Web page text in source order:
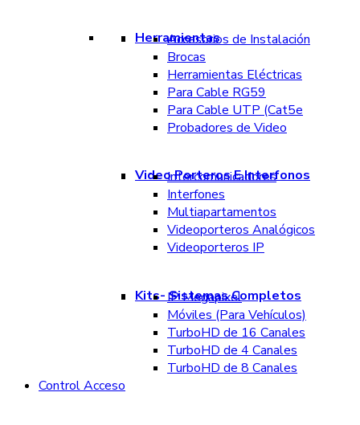
Herramientas
Accesorios de Instalación
Brocas
Herramientas Eléctricas
Para Cable RG59
Para Cable UTP (Cat5e
Probadores de Video
Video Porteros E Interfonos
Intercomunicadores
Interfones
Multiapartamentos
Videoporteros Analógicos
Videoporteros IP
Kits- Sistemas Completos
IP Megapixel
Móviles (Para Vehículos)
TurboHD de 16 Canales
TurboHD de 4 Canales
TurboHD de 8 Canales
Control Acceso